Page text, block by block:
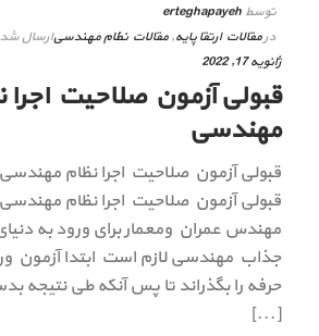
توسط erteghapayeh
درمقالات ارتقا پایه,مقالات نظام مهندسیارسال
ژانویه 17, 2022
قبولی آزمون صلاحیت اجرا
مهندسی
قبولی آزمون صلاحیت اجرا نظام مهندسی
قبولی آزمون صلاحیت اجرا نظام
مهندس عمران ومعمار برای ورود به
جذاب مهندسی لازم است ابتدا آزمون
حرفه را بگذراند تا پس آنکه طی نتیجه
[...]